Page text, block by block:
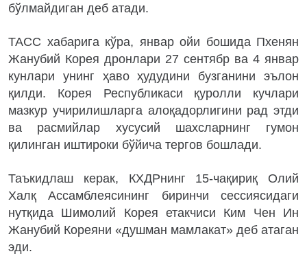
бўлмайдиган деб атади.
ТАСС хабарига кўра, январ ойи бошида Пхенян
Жанубий Корея дронлари 27 сентябр ва 4 январ
кунлари унинг ҳаво ҳудудини бузганини эълон
қилди. Корея Республикаси қуролли кучлари
мазкур учирилишларга алоқадорлигини рад этди
ва расмийлар хусусий шахсларнинг гумон
қилинган иштироки бўйича тергов бошлади.
Таъкидлаш керак, КХДРнинг 15-чақириқ Олий
Халқ Ассамблеясининг биринчи сессиясидаги
нутқида Шимолий Корея етакчиси Ким Чен Ин
Жанубий Кореяни «душман мамлакат» деб атаган
эди.